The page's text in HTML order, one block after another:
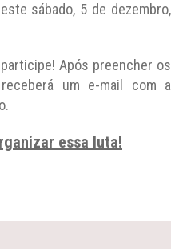
sábado, 5 de dezembro,
Após preencher os
um e-mail com a
essa luta!